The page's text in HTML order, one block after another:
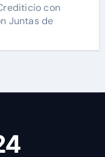
con
Juntas de